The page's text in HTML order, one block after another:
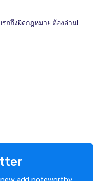
ถถึงผิดกฎหมาย ต้องอ่าน!